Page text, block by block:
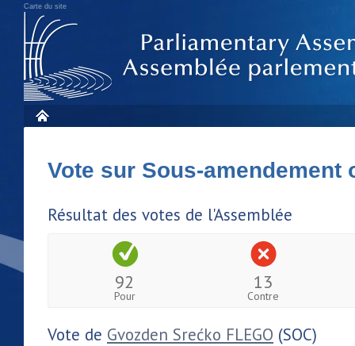
Carte du site
Vote sur Sous-amendement
Résultat des votes de l'Assemblée
92
Pour
13
Contre
Vote de Gvozden Srećko FLEGO (SOC)